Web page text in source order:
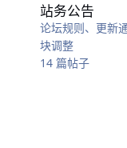
站务公告
论坛规则、更新
块调整
14 篇帖子